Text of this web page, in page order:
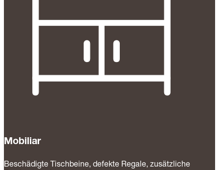
Mobiliar
Beschädigte Tischbeine, defekte Regale, zusätzliche